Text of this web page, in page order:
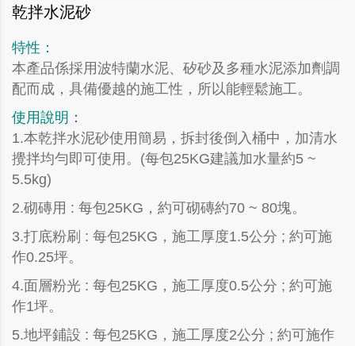
乾拌水泥砂
特性：
本產品係採用波特蘭水泥、矽砂及多種水泥添加劑調
配而成，具備優越的施工性，所以能輕鬆施工。
使用說明：
1.本乾拌水泥砂使用簡易，拆封後倒入桶中，加清水
攪拌均勻即可使用。(每包25KG建議加水量約5 ~
5.5kg)
2.砌磚用 : 每包25KG，約可砌磚約70 ~ 80塊。
3.打底粉刷 : 每包25KG，施工厚度1.5公分 ; 約可施
作0.25坪。
4.面層粉光 : 每包25KG，施工厚度0.5公分 ; 約可施
作1坪。
5.地坪鋪設 : 每包25KG，施工厚度2公分 ; 約可施作